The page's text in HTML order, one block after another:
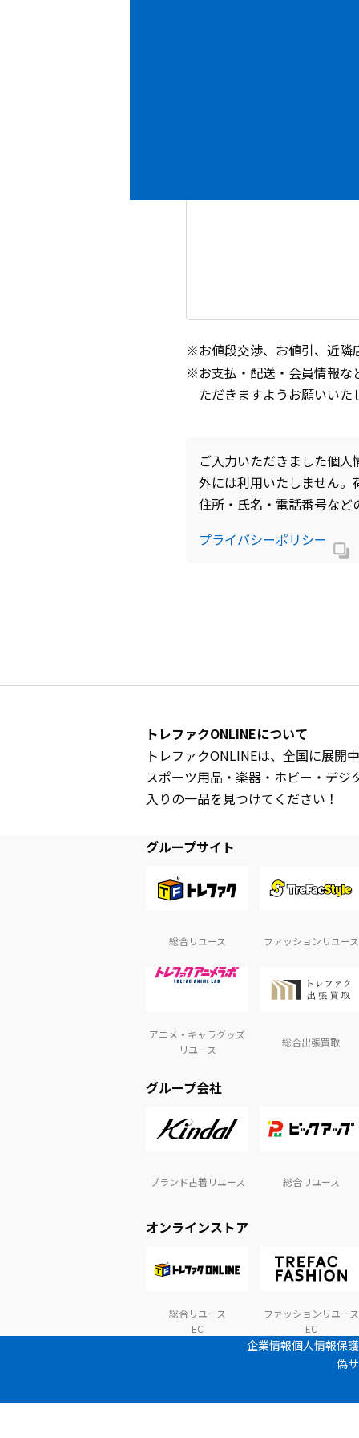
※お値段交渉、お値引、近隣
※お支払・配送・会員情報な
ただきますようお願いいた
ご入力いただきました個
外には利用いたしません
住所・氏名・電話番号など
プライバシーポリシー
トレファクONLINEについて
トレファクONLINEは、全国に展開
スポーツ用品・楽器・ホビー・デジ
入りの一品を見つけてください！
グループサイト
総合リユース ファッションリユース
アニメ・キャラグッズ
リユース
総合出張買取
グループ会社
ブランド古着リユース 総合リユース
オンラインストア
総合リユース
EC
ファッションリユース
EC
企業情報個人情報保
偽